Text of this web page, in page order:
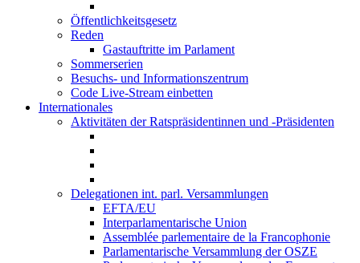
Öffentlichkeitsgesetz
Reden
Gastauftritte im Parlament
Sommerserien
Besuchs- und Informationszentrum
Code Live-Stream einbetten
Internationales
Aktivitäten der Ratspräsidentinnen und -Präsidenten
Delegationen int. parl. Versammlungen
EFTA/EU
Interparlamentarische Union
Assemblée parlementaire de la Francophonie
Parlamentarische Versammlung der OSZE